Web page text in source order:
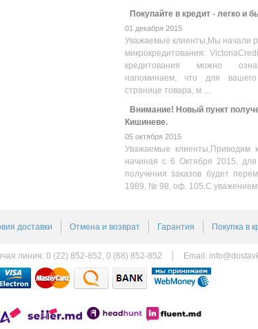
Покупайте в кредит - легко и
01 декабря 2015
Уважаемые клиенты,Мы начали
микрокредитования:
кредитования можно
напоминаем, что для
странице товара, м …
Внимание! Новый пункт
Кишиневе.
05 октября 2015
Уважаемые клиенты,Приводим
начиная с 6 Октября 2015, для
получения заказов будет
1989, № 98, оф. 105.С
доставки Отмена и возврат Гарантия Покупка в
линия: 0 (22) 852-852, 0 (68) 852-852 Email: